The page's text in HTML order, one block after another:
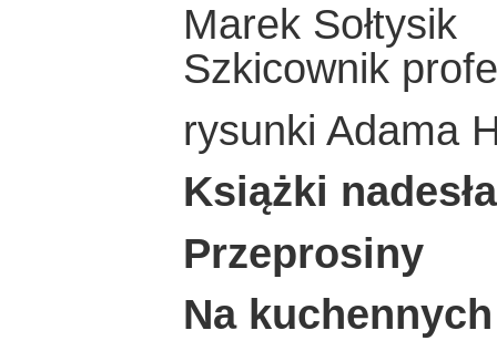
Marek Sołtysik
Szkicownik
rysunki Adama
Książki
Przeprosiny
Na